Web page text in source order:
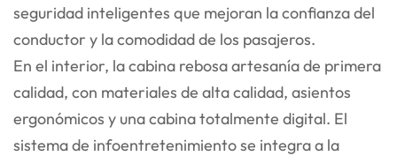
seguridad inteligentes que mejoran la confianza del
conductor y la comodidad de los pasajeros.
En el interior, la cabina rebosa artesanía de primera
calidad, con materiales de alta calidad, asientos
ergonómicos y una cabina totalmente digital. El
sistema de infoentretenimiento se integra a la